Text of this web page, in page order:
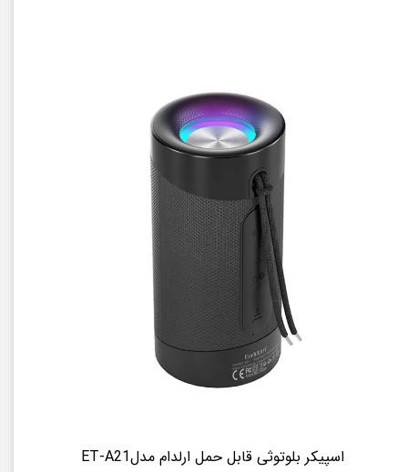
اسپیکر بلوتوثی قابل حمل ارلدام مدلET-A21